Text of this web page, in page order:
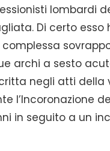
lombardi
Di certo esso
archi a sesto
negli atti della
l’Incoronazione
in seguito a un